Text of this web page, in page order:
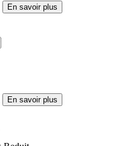
En savoir plus
En savoir plus